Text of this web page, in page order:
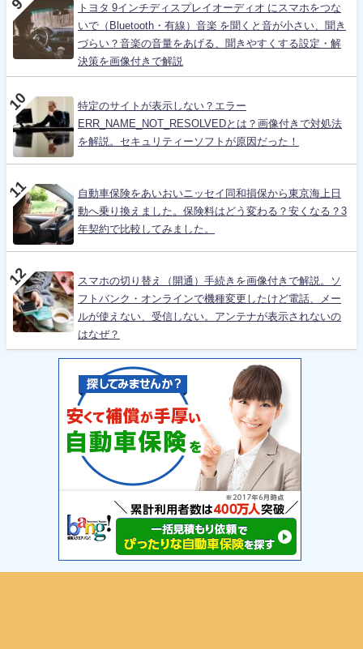
トヨタ 9インチディスプレイオーディオ にスマホをつな
いで（Bluetooth・有線）音楽 を聞くと音が小さい、聞き
づらい？音楽の音量をあげる、聞きやすくする設定・解
決策を画像付きで解説
特定のサイトが表示しない？エラー
ERR_NAME_NOT_RESOLVEDとは？画像付きで対処法
を解説。セキュリティーソフトが原因だった！
自動車保険をあいおいニッセイ同和損保から東京海上日
動へ乗り換えました。保険料はどう変わる？安くなる？3
年契約で比較してみました。
スマホの切り替え（開通）手続きを画像付きで解説。ソ
フトバンク・オンラインで機種変更したけど電話、メー
ルが使えない、受信しない。アンテナが表示されないの
はなぜ？